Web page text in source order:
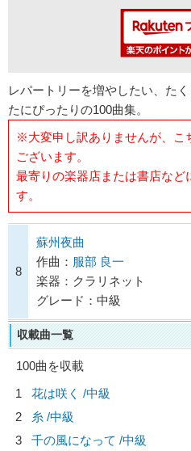
レパートリーを増やしたい、た
たにぴったりの100曲集。
※大変申し訳ありませんが、こ
ございます。
最寄りの楽器店または書店など
す。
8
蘇州夜曲
作曲： 服部 良一
楽器：クラリネット
グレード：中級
収載曲一覧
100曲を収載
1
花は咲く /中級
2
糸 /中級
3
千の風になって /中級